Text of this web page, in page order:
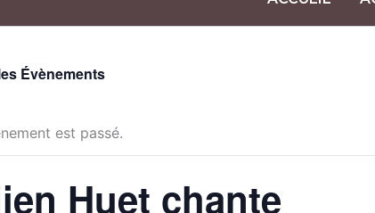
Évènements
est passé.
Huet chante